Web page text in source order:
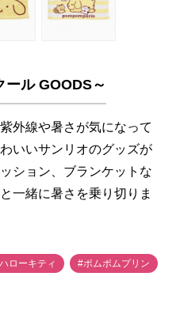
ル GOODS～
外線や暑さが気になって
いいサンリオのグッズが
ション、ブランケットな
一緒に暑さを乗り切りま
ローキティ #ポムポムプリン